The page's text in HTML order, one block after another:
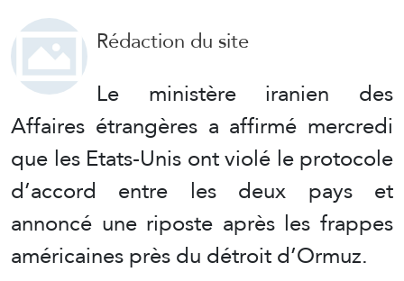
Rédaction du site
Le ministère iranien des
Affaires étrangères a affirmé mercredi
que les Etats-Unis ont violé le protocole
d’accord entre les deux pays et
annoncé une riposte après les frappes
américaines près du détroit d’Ormuz.